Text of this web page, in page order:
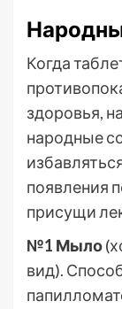
Когда
здоровья,
народные
появления
присущи
№1 Мыло
вид).